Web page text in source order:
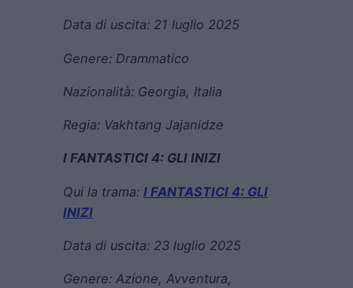
Data di uscita: 21 luglio 2025
Genere: Drammatico
Nazionalità: Georgia, Italia
Regia: Vakhtang Jajanidze
I FANTASTICI 4: GLI INIZI
Qui la trama: I FANTASTICI 4: GLI
INIZI
Data di uscita: 23 luglio 2025
Genere: Azione, Avventura,